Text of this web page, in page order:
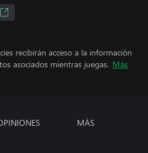
recibirán acceso a la información
asociados mientras juegas. Más
MÁS